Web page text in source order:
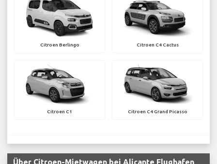
Citroen Berlingo Citroen C4 Cactus
Citroen C1 Citroen C4 Grand Picasso
Über Citroen-Mietwagen bei Alicante Flughafen